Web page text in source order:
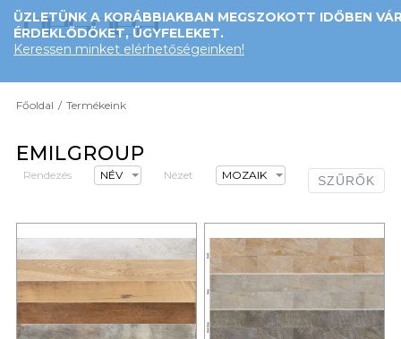
ÜZLETÜNK A KORÁBBIAKBAN MEGSZOKOTT IDŐBEN
ÉRDEKLŐDŐKET, ÜGYFELEKET.
Keressen minket elérhetőségeinken!
Főoldal / Termékeink
EMILGROUP
Rendezés NÉV Nézet MOZAIK SZŰRŐK